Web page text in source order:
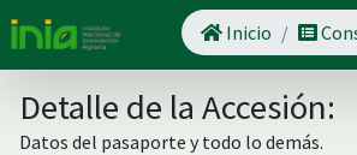
Inicio
Detalle de la Accesión:
Datos del pasaporte y todo lo demás.